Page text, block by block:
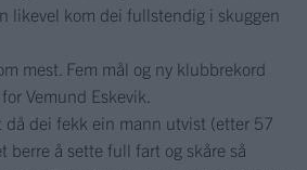
likevel kom dei fullstendig i skuggen
mest. Fem mål og ny klubbrekord
Vemund Eskevik.
dei fekk ein mann utvist (etter 57
berre å sette full fart og skåre så